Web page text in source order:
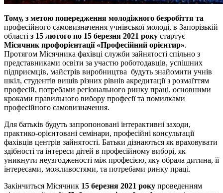
Тому, з метою попередження молодіжного безробіття та
професійного самовизначення учнівської молоді, в Запорізькій
області з 15 лютого по 15 березня 2021 року стартує
Місячник профорієнтації «Професійний орієнтир».
Протягом Місячника фахівці служби зайнятості спільно з
представниками освіти за участю роботодавців, успішних
підприємців, майстрів виробництва будуть знайомити учнів
шкіл, студентів вишів різних рівнів акредитації з розмаїттям
професій, потребами регіонального ринку праці, основними
кроками правильного вибору професії та помилками
професійного самовизначення.
Для батьків будуть запропоновані інтерактивні заходи,
практико-орієнтовані семінари, професійні консультації
фахівців центрів зайнятості. Батьки дізнаються як враховувати
здібності та інтереси дітей в професійному виборі, як
уникнути неузгодженості між професією, яку обрала дитина, її
інтересами, можливостями, та потребами ринку праці.
Закінчиться Місячник 15 березня 2021 року проведенням